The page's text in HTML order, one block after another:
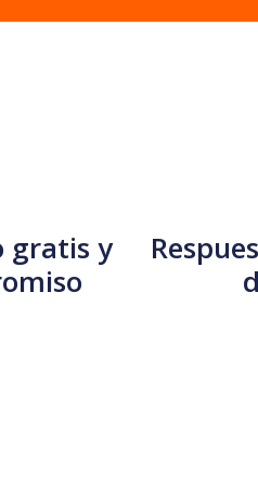
gratis y